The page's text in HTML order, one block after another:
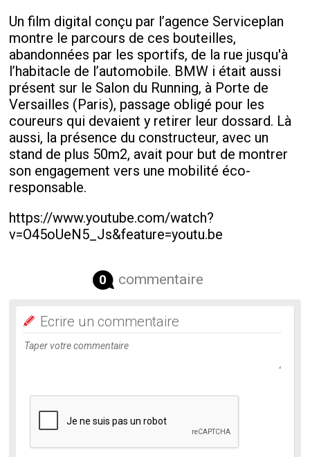
Un film digital conçu par l’agence Serviceplan
montre le parcours de ces bouteilles,
abandonnées par les sportifs, de la rue jusqu'à
l’habitacle de l’automobile. BMW i était aussi
présent sur le Salon du Running, à Porte de
Versailles (Paris), passage obligé pour les
coureurs qui devaient y retirer leur dossard. Là
aussi, la présence du constructeur, avec un
stand de plus 50m2, avait pour but de montrer
son engagement vers une mobilité éco-
responsable.
https://www.youtube.com/watch?
v=O45oUeN5_Js&feature=youtu.be
0 commentaire
Ecrire un commentaire